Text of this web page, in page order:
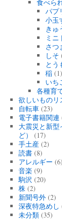
食べら
パプ
小玉
きゅ
ミニ
さつ
しそ
とう
稲(1)
いち
各種育
欲しいものリ
自転車 (23)
電子書籍関連
大震災と新
ど）
(17)
手土産 (2)
読書 (8)
アレルギー (6)
音楽 (9)
駒沢 (20)
株 (2)
新聞号外 (2)
深夜特急めし
未分類 (35)